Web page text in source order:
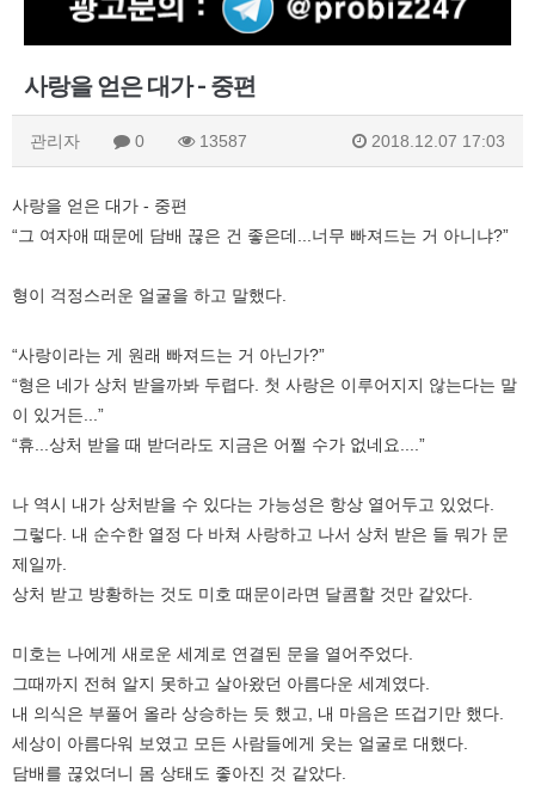
사랑을 얻은 대가 - 중편
관리자 0 13587 2018.12.07 17:03
사랑을 얻은 대가 - 중편
“그 여자애 때문에 담배 끊은 건 좋은데...너무 빠져드는 거 아니냐?”
형이 걱정스러운 얼굴을 하고 말했다.
“사랑이라는 게 원래 빠져드는 거 아닌가?”
“형은 네가 상처 받을까봐 두렵다. 첫 사랑은 이루어지지 않는다는 말
이 있거든...”
“휴...상처 받을 때 받더라도 지금은 어쩔 수가 없네요....”
나 역시 내가 상처받을 수 있다는 가능성은 항상 열어두고 있었다.
그렇다. 내 순수한 열정 다 바쳐 사랑하고 나서 상처 받은 들 뭐가 문
제일까.
상처 받고 방황하는 것도 미호 때문이라면 달콤할 것만 같았다.
미호는 나에게 새로운 세계로 연결된 문을 열어주었다.
그때까지 전혀 알지 못하고 살아왔던 아름다운 세계였다.
내 의식은 부풀어 올라 상승하는 듯 했고, 내 마음은 뜨겁기만 했다.
세상이 아름다워 보였고 모든 사람들에게 웃는 얼굴로 대했다.
담배를 끊었더니 몸 상태도 좋아진 것 같았다.